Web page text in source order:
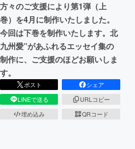
方々のご支援により第1弾（上
巻）を4月に制作いたしました。
今回は下巻を制作いたします。北
九州愛”があふれるエッセイ集の
制作に、ご支援のほどお願いしま
す。
ポスト
シェア
LINEで送る
URLコピー
埋め込み
QRコード